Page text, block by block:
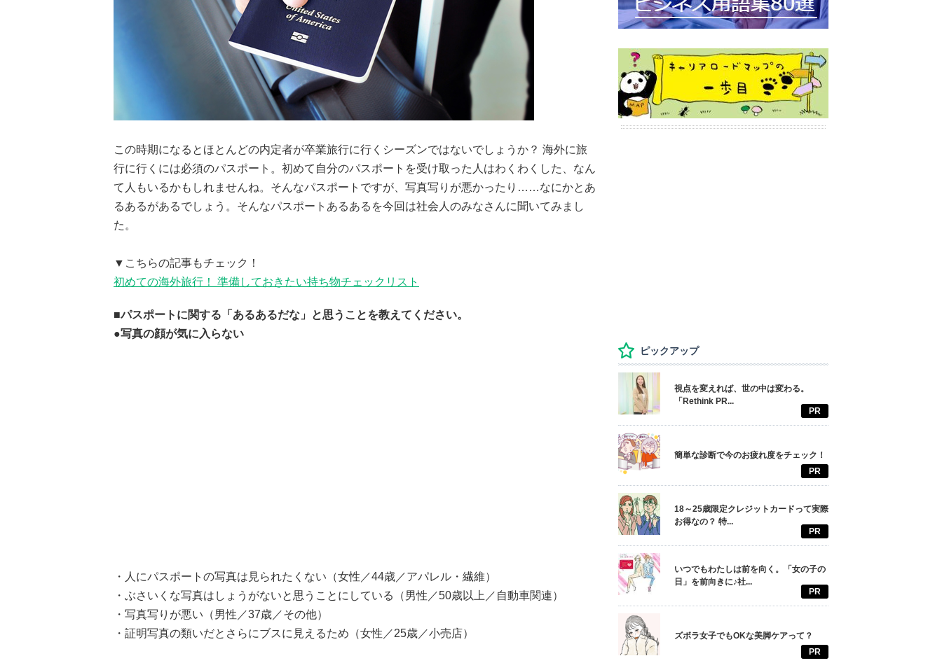
この時期になるとほとんどの内定者が卒業旅行に行くシーズンではないでしょうか？ 海外に旅
行に行くには必須のパスポート。初めて自分のパスポートを受け取った人はわくわくした、なん
て人もいるかもしれませんね。そんなパスポートですが、写真写りが悪かったり……なにかとあ
るあるがあるでしょう。そんなパスポートあるあるを今回は社会人のみなさんに聞いてみまし
た。
▼こちらの記事もチェック！
初めての海外旅行！ 準備しておきたい持ち物チェックリスト
■パスポートに関する「あるあるだな」と思うことを教えてください。
●写真の顔が気に入らない
・人にパスポートの写真は見られたくない（女性／44歳／アパレル・繊維）
・ぶさいくな写真はしょうがないと思うことにしている（男性／50歳以上／自動車関連）
・写真写りが悪い（男性／37歳／その他）
・証明写真の類いだとさらにブスに見えるため（女性／25歳／小売店）
ピックアップ
視点を変えれば、世の中は変わる。
「Rethink PR...
PR
簡単な診断で今のお疲れ度をチェック！
PR
18～25歳限定クレジットカードって実際
お得なの？ 特...
PR
いつでもわたしは前を向く。「女の子の
日」を前向きに♪社...
PR
ズボラ女子でもOKな美脚ケアって？
PR